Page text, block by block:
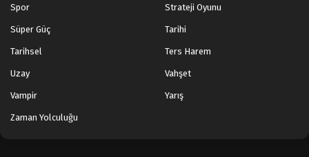
Spor Strateji Oyunu
Süper Güç Tarihi
Tarihsel Ters Harem
Uzay Vahşet
Vampir Yarış
Zaman Yolculuğu